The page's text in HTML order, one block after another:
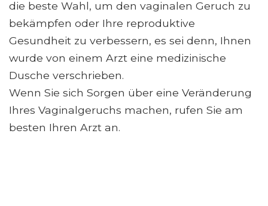
die beste Wahl, um den vaginalen Geruch zu
bekämpfen oder Ihre reproduktive
Gesundheit zu verbessern, es sei denn, Ihnen
wurde von einem Arzt eine medizinische
Dusche verschrieben.
Wenn Sie sich Sorgen über eine Veränderung
Ihres Vaginalgeruchs machen, rufen Sie am
besten Ihren Arzt an.